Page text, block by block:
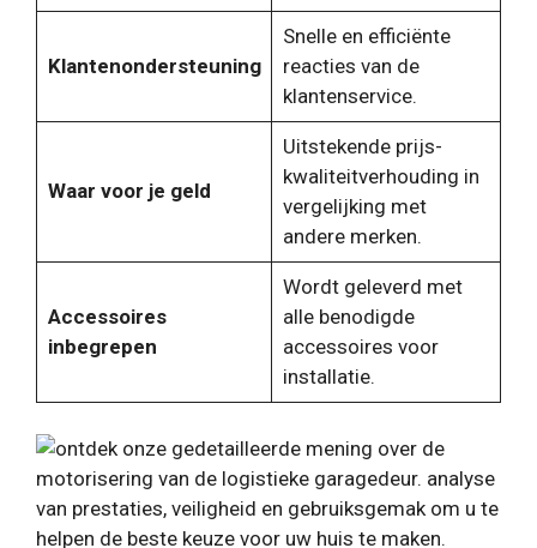
Klantenondersteuning
Snelle en efficiënte
reacties van de
klantenservice.
Waar voor je geld
Uitstekende prijs-
kwaliteitverhouding in
vergelijking met
andere merken.
Accessoires
inbegrepen
Wordt geleverd met
alle benodigde
accessoires voor
installatie.